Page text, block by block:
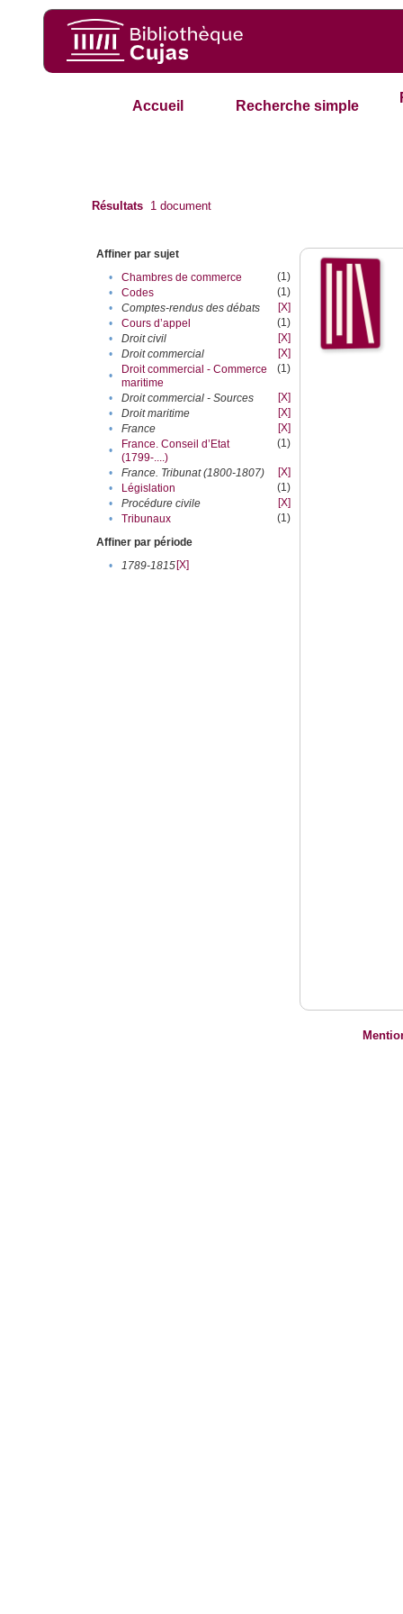
Accueil Recherche simple
Résultats 1 document
Affiner par sujet
•
Chambres de commerce
(1)
•
Codes
(1)
•
Comptes-rendus des débats
[X]
•
Cours d’appel
(1)
•
Droit civil
[X]
•
Droit commercial
[X]
•
Droit commercial - Commerce
maritime
(1)
• Droit commercial - Sources
[X]
•
Droit maritime
[X]
•
France
[X]
•
France. Conseil d’Etat
(1799-....)
(1)
• France. Tribunat (1800-1807)
[X]
•
Législation
(1)
•
Procédure civile
[X]
•
Tribunaux
(1)
Affiner par période
•
1789-1815[X]